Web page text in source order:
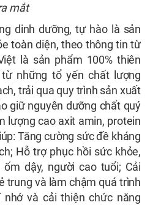
mắt
dinh dưỡng, tự hào là sản
toàn diện, theo thông tin từ
là sản phẩm 100% thiên
những tổ yến chất lượng
trải qua quy trình sản xuất
giữ nguyên dưỡng chất quý
lượng cao axit amin, protein
Tăng cường sức đề kháng
Hỗ trợ phục hồi sức khỏe,
dậy, người cao tuổi; Cải
trung và làm chậm quá trình
nhớ và cải thiện chức năng